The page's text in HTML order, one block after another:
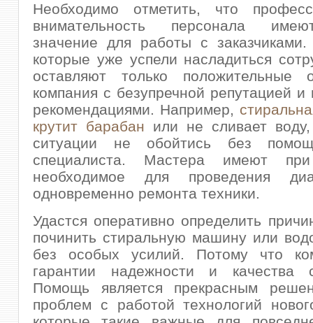
Необходимо отметить, что
внимательность персонала
значение для работы с
которые уже успели насладиться
оставляют только положительные
компания с безупречной репутацией и
рекомендациями. Например,
крутит барабан или не сливает
ситуации не обойтись без
специалиста. Мастера имеют
необходимое для проведения
одновременно ремонта техники.
Удастся оперативно определить
починить стиральную машину или
без особых усилий. Потому что
гарантии надежности и качества
Помощь является прекрасным
проблем с работой технологий